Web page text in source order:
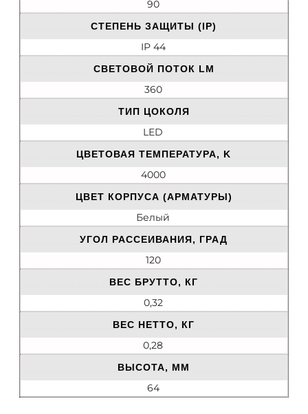
90
СТЕПЕНЬ ЗАЩИТЫ (IP)
IP 44
СВЕТОВОЙ ПОТОК LM
360
ТИП ЦОКОЛЯ
LED
ЦВЕТОВАЯ ТЕМПЕРАТУРА, K
4000
ЦВЕТ КОРПУСА (АРМАТУРЫ)
Белый
УГОЛ РАССЕИВАНИЯ, ГРАД
120
ВЕС БРУТТО, КГ
0,32
ВЕС НЕТТО, КГ
0,28
ВЫСОТА, ММ
64